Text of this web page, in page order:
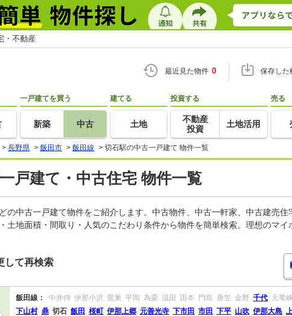
・不動産
最近見た物件 0 保存した
一戸建てを買う
新築 中古
建てる
土地
投資する
不動産
投資
土地活用
売る
> 長野県 > 飯田市 > 飯田線 > 切石駅の中古一戸建て 物件一覧
戸建て・中古住宅 物件一覧
の中古一戸建て物件をご紹介します。中古物件、中古一軒家、中古建売
土地面積・間取り・人気のこだわり条件から物件を簡単検索。理想のマ
して再検索
飯田線： 中井侍 伊那小沢 鶯巣 平岡 為栗 温田 田本 門島 唐笠 金野 千代 天竜
下山村 鼎 切石 飯田 桜町 伊那上郷 元善光寺 下市田 市田 下平 山吹 伊那大島